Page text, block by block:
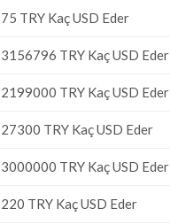
75 TRY Kaç USD Eder
3156796 TRY Kaç USD Eder
2199000 TRY Kaç USD Eder
27300 TRY Kaç USD Eder
3000000 TRY Kaç USD Eder
220 TRY Kaç USD Eder